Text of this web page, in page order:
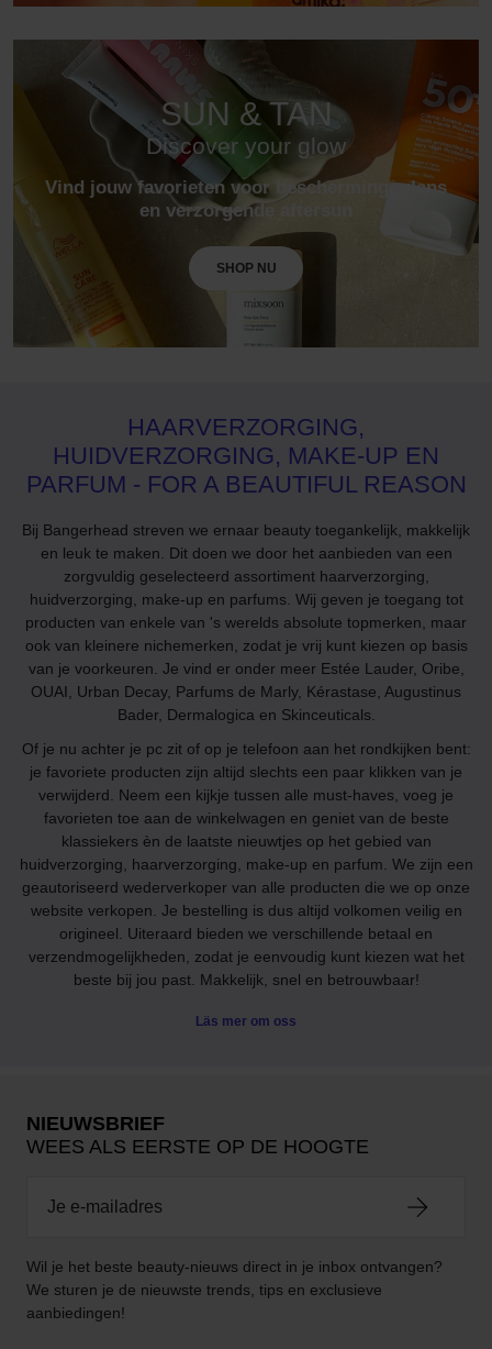
SUN & TAN
Discover your glow
Vind jouw favorieten voor bescherming, glans
en verzorgende aftersun
SHOP NU
HAARVERZORGING,
HUIDVERZORGING, MAKE-UP EN
PARFUM - FOR A BEAUTIFUL REASON
Bij Bangerhead streven we ernaar beauty toegankelijk, makkelijk
en leuk te maken. Dit doen we door het aanbieden van een
zorgvuldig geselecteerd assortiment haarverzorging,
huidverzorging, make-up en parfums. Wij geven je toegang tot
producten van enkele van 's werelds absolute topmerken, maar
ook van kleinere nichemerken, zodat je vrij kunt kiezen op basis
van je voorkeuren. Je vind er onder meer Estée Lauder, Oribe,
OUAI, Urban Decay, Parfums de Marly, Kérastase, Augustinus
Bader, Dermalogica en Skinceuticals.
Of je nu achter je pc zit of op je telefoon aan het rondkijken bent:
je favoriete producten zijn altijd slechts een paar klikken van je
verwijderd. Neem een kijkje tussen alle must-haves, voeg je
favorieten toe aan de winkelwagen en geniet van de beste
klassiekers èn de laatste nieuwtjes op het gebied van
huidverzorging, haarverzorging, make-up en parfum. We zijn een
geautoriseerd wederverkoper van alle producten die we op onze
website verkopen. Je bestelling is dus altijd volkomen veilig en
origineel. Uiteraard bieden we verschillende betaal en
verzendmogelijkheden, zodat je eenvoudig kunt kiezen wat het
beste bij jou past. Makkelijk, snel en betrouwbaar!­­
Läs mer om oss
NIEUWSBRIEF
WEES ALS EERSTE OP DE HOOGTE
Wil je het beste beauty-nieuws direct in je inbox ontvangen?
We sturen je de nieuwste trends, tips en exclusieve
aanbiedingen!